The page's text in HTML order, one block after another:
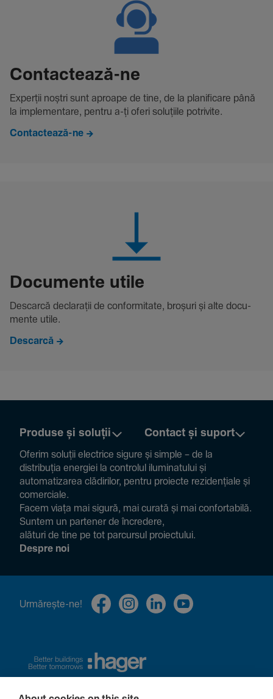
Contac­tează-ne
Experții noștri sunt aproape de tine, de la plani­fi­care până
la imple­men­tare, pentru a-ți oferi solu­țiile potri­vite.
Contactează-ne
Docu­mente utile
Descarcă decla­rații de conformitate, broșuri și alte docu­
mente utile.
Descarcă
Produse și soluții Contact și suport
Oferim soluții electrice sigure și simple – de la
distribuția energiei la controlul ilumi­na­tului și
auto­ma­ti­zarea clădi­rilor, pentru proiecte rezi­den­țiale și
comer­ciale.
Facem viața mai sigură, mai curată și mai confor­ta­bilă.
Suntem un partener de încre­dere,
alături de tine pe tot parcursul proiec­tului.
Despre noi
Urmă­rește-ne!